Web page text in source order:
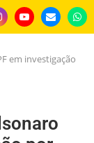
em investigação